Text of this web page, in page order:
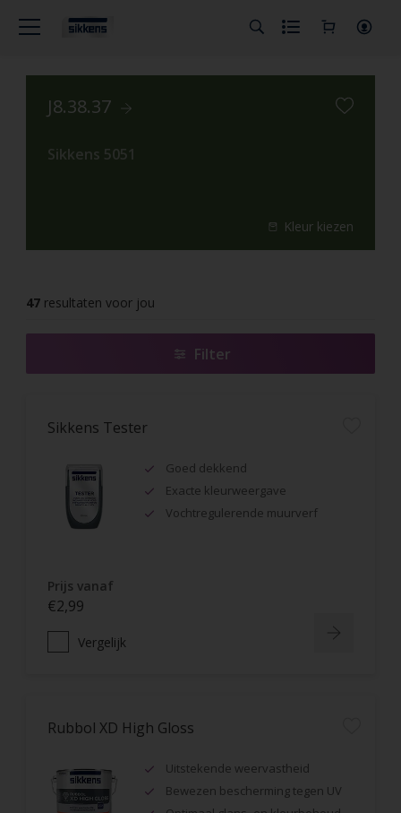
J8.38.37
Sikkens 5051
Kleur kiezen
47 resultaten voor jou
Filter
Sikkens Tester
Goed dekkend
Exacte kleurweergave
Vochtregulerende muurverf
Prijs vanaf
€2,99
Vergelijk
Rubbol XD High Gloss
Uitstekende weervastheid
Bewezen bescherming tegen UV